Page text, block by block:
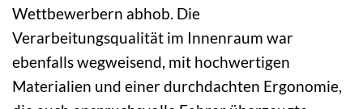
Wettbewerbern abhob. Die
Verarbeitungsqualität im Innenraum war
ebenfalls wegweisend, mit hochwertigen
Materialien und einer durchdachten Ergonomie,